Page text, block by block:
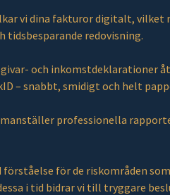
vi dina fakturor digitalt, vilket
tidsbesparande redovisning.
och inkomstdeklarationer åt
– snabbt, smidigt och helt
professionella
för de riskområden
i tid bidrar vi till tryggare